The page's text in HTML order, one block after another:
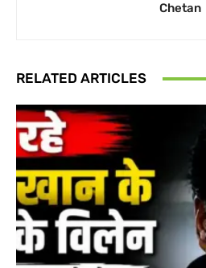
Chetan
RELATED ARTICLES